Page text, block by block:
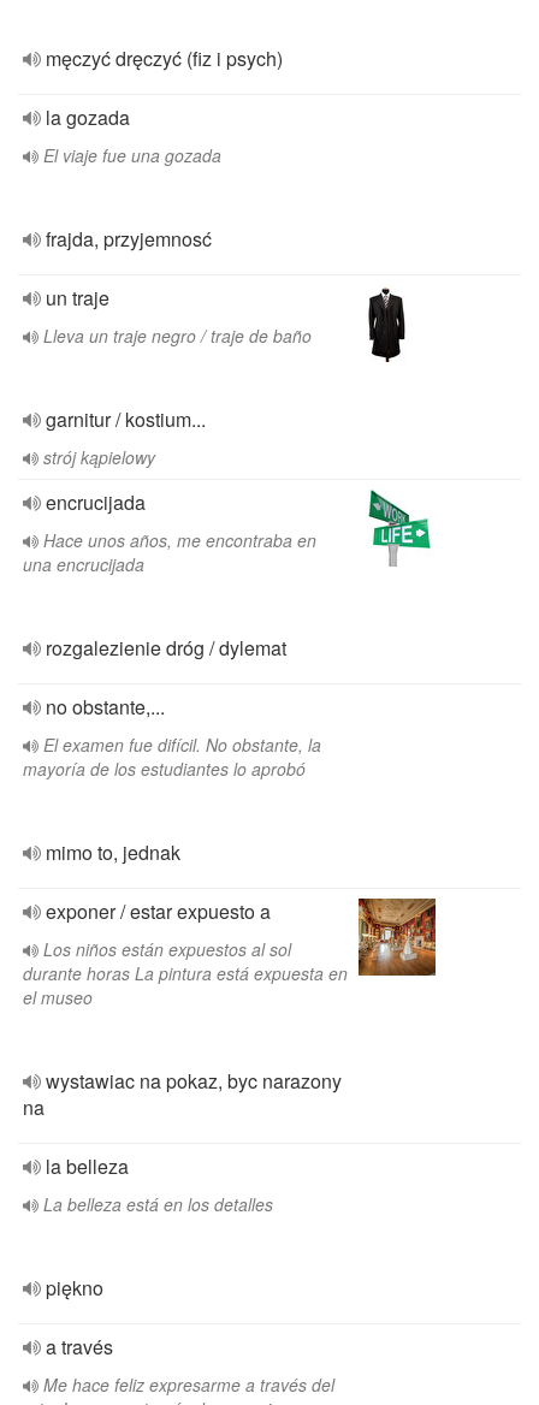
męczyć dręczyć (fiz i psych)
la gozada
El viaje fue una gozada
frajda, przyjemnosć
un traje
Lleva un traje negro / traje de baño
garnitur / kostium...
strój kąpielowy
encrucijada
Hace unos años, me encontraba en
una encrucijada
rozgalezienie dróg / dylemat
no obstante,...
El examen fue difícil. No obstante, la
mayoría de los estudiantes lo aprobó
mimo to, jednak
exponer / estar expuesto a
Los niños están expuestos al sol
durante horas La pintura está expuesta en
el museo
wystawiac na pokaz, byc narazony
na
la belleza
La belleza está en los detalles
piękno
a través
Me hace feliz expresarme a través del